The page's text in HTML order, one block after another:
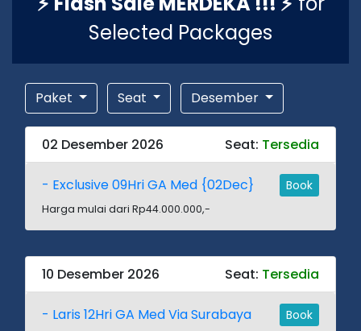
Selected Packages
Paket Seat Desember
02 Desember 2026 Seat: Tersedia
- Exclusive 09Hri GA Med {02Dec} Book
Harga mulai dari Rp44.000.000,-
10 Desember 2026 Seat: Tersedia
- Laris 12Hri GA Med Via Surabaya Book